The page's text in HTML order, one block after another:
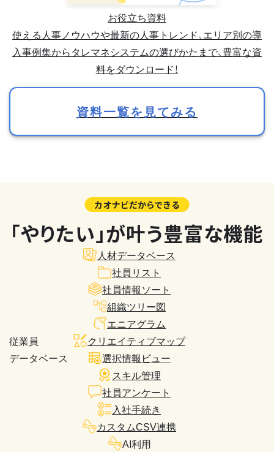
お役立ち資料
使える人事ノウハウや最新の人事トレンド、エリア別の導
入事例集からタレマネシステムの選びかたまで、豊富な資
料をダウンロード！
資料一覧を見てみる
カオナビだからできる
「やりたい」が叶う豊富な機能
従業員
データベース
人材データベース
社員リスト
社員情報ソート
組織ツリー図
エニアグラム
クリエイティブマップ
選択情報ビュー
スキル管理
社員アンケート
入社手続き
カスタムCSV連携
AI利用